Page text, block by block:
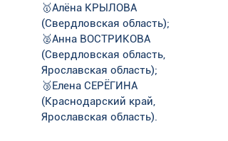
🥇Алёна КРЫЛОВА
(Свердловская область);
🥈Анна ВОСТРИКОВА
(Свердловская область,
Ярославская область);
🥉Елена СЕРЁГИНА
(Краснодарский край,
Ярославская область).